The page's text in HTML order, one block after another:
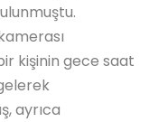
kişinin gece saat
ayrıca